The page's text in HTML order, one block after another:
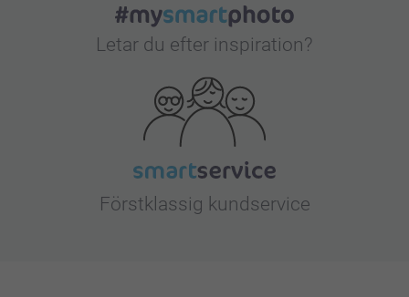
Letar du efter inspiration?
Förstklassig kundservice